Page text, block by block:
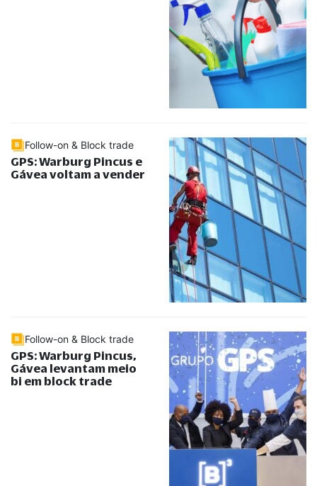
Follow-on & Block trade
GPS: Warburg Pincus e
Gávea voltam a vender
Follow-on & Block trade
GPS: Warburg Pincus,
Gávea levantam meio
bi em block trade